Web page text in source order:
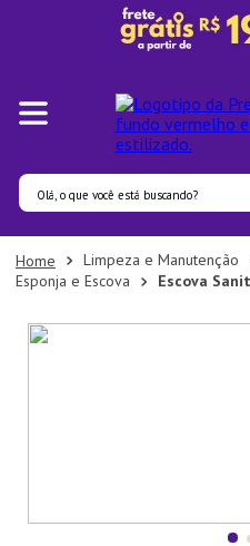
Olá, o que você está buscando?
Limpeza e Manutenção
Esponja e Escova
Escova
Termos mais buscados
1º
Pratos
2º
Panelas
7º
Xicara